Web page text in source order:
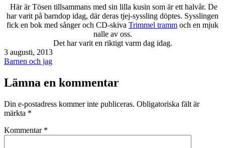
Här är Tösen tillsammans med sin lilla kusin som är ett halvår. De
har varit på barndop idag, där deras tjej-syssling döptes. Sysslingen
fick en bok med sånger och CD-skiva Trimmel tramm och en mjuk
nalle av oss.
Det har varit en riktigt varm dag idag.
Publicerat
den
3 augusti, 2013
Kategoriserat
Barnen och jag
Lämna en kommentar
Din e-postadress kommer inte publiceras. Obligatoriska fält är
märkta *
Kommentar *